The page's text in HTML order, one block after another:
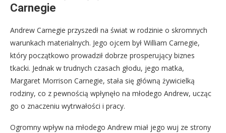
Carnegie
Andrew Carnegie przyszedł na świat w rodzinie o skromnych
warunkach materialnych. Jego ojcem był William Carnegie,
który początkowo prowadził dobrze prosperujący biznes
tkacki. Jednak w trudnych czasach głodu, jego matka,
Margaret Morrison Carnegie, stała się główną żywicielką
rodziny, co z pewnością wpłynęło na młodego Andrew, ucząc
go o znaczeniu wytrwałości i pracy.
Ogromny wpływ na młodego Andrew miał jego wuj ze strony